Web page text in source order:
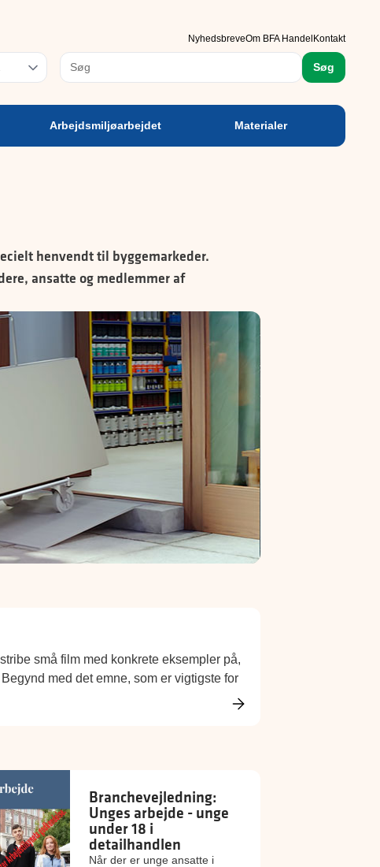
NyhedsbreveOm BFA Handel Kontakt
sprog Søg
Arbejdsmiljøarbejdet Materialer
henvendt til byggemarkeder.
ansatte og medlemmer af
små film med konkrete eksempler på,
med det emne, som er vigtigste for
Branchevejledning:
Unges arbejde - unge
under 18 i
detailhandlen
Når der er unge ansatte i